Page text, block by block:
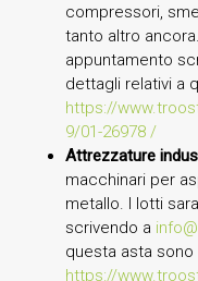
compressori,
tanto altro
appuntamento
dettagli relativi a
https://
9/01-26978 /
Attrezzature
macchinari per
metallo. I lotti
scrivendo a
questa asta sono
https://